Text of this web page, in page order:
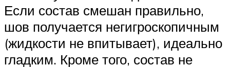
Если состав смешан правильно,
шов получается негигроскопичным
(жидкости не впитывает), идеально
гладким. Кроме того, состав не